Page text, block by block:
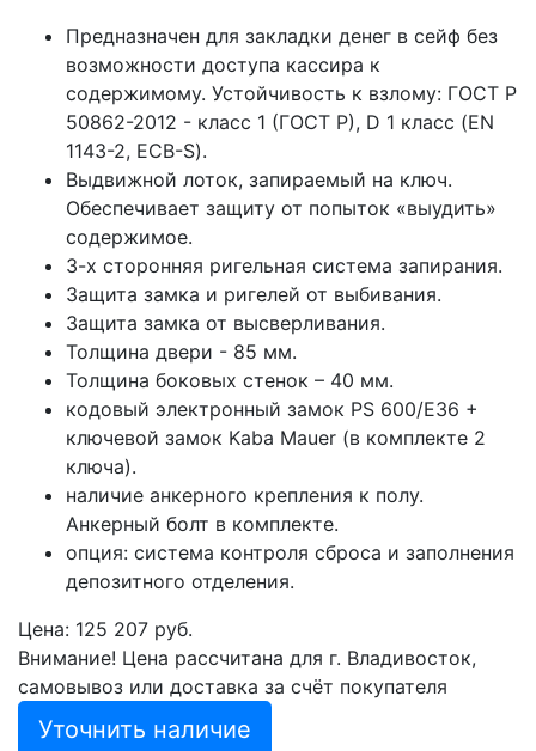
Предназначен для закладки денег в сейф без
возможности доступа кассира к
содержимому. Устойчивость к взлому: ГОСТ Р
50862-2012 - класс 1 (ГОСТ Р), D 1 класс (EN
1143-2, ECB-S).
Bыдвижной лоток, запираемый на ключ.
Обеспечивает защиту от попыток «выудить»
содержимое.
3-х сторонняя ригельная система запирания.
Защита замка и ригелей от выбивания.
Защита замка от высверливания.
Толщина двери - 85 мм.
Толщина боковых стенок – 40 мм.
кодовый электронный замок PS 600/E36 +
ключевой замок Kaba Mauer (в комплекте 2
ключа).
наличие анкерного крепления к полу.
Анкерный болт в комплекте.
опция: система контроля сброса и заполнения
депозитного отделения.
Цена: 125 207 руб.
Внимание! Цена рассчитана для г. Владивосток,
самовывоз или доставка за счёт покупателя
Уточнить наличие